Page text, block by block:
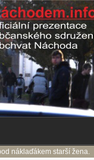
je už vyasfaltované. jhk